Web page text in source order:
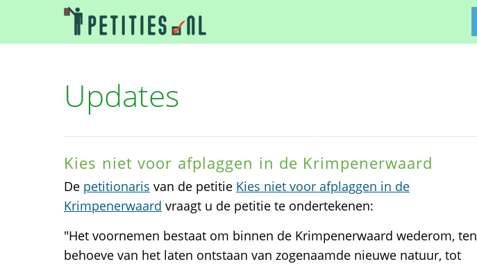
Updates
Kies niet voor afplaggen in de Krimpenerwaard
De petitionaris van de petitie Kies niet voor afplaggen in de
Krimpenerwaard vraagt u de petitie te ondertekenen:
"Het voornemen bestaat om binnen de Krimpenerwaard wederom, ten
behoeve van het laten ontstaan van zogenaamde nieuwe natuur, tot